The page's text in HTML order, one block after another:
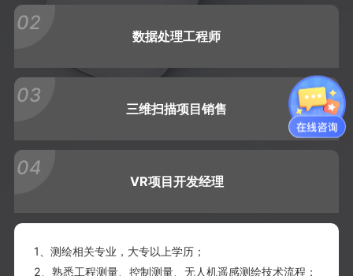
02
数据处理工程师
03
三维扫描项目销售
04
VR项目开发经理
1、测绘相关专业，大专以上学历；
2、熟悉工程测量、控制测量、无人机遥感测绘技术流程；